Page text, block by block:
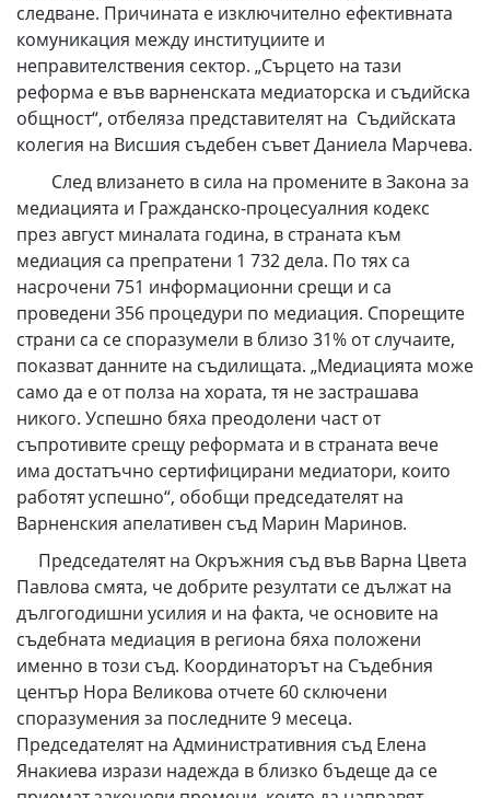
следване. Причината е изключително ефективната
комуникация между институциите и
неправителствения сектор. „Сърцето на тази
реформа е във варненската медиаторска и съдийска
общност“, отбеляза представителят на Съдийската
колегия на Висшия съдебен съвет Даниела Марчева.
След влизането в сила на промените в Закона за
медиацията и Гражданско-процесуалния кодекс
през август миналата година, в страната към
медиация са препратени 1 732 дела. По тях са
насрочени 751 информационни срещи и са
проведени 356 процедури по медиация. Спорещите
страни са се споразумели в близо 31% от случаите,
показват данните на съдилищата. „Медиацията може
само да е от полза на хората, тя не застрашава
никого. Успешно бяха преодолени част от
съпротивите срещу реформата и в страната вече
има достатъчно сертифицирани медиатори, които
работят успешно“, обобщи председателят на
Варненския апелативен съд Марин Маринов.
Председателят на Окръжния съд във Варна Цвета
Павлова смята, че добрите резултати се дължат на
дългогодишни усилия и на факта, че основите на
съдебната медиация в региона бяха положени
именно в този съд. Координаторът на Съдебния
център Нора Великова отчете 60 сключени
споразумения за последните 9 месеца.
Председателят на Административния съд Елена
Янакиева изрази надежда в близко бъдеще да се